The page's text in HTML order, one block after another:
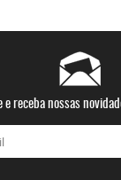
e receba nossas